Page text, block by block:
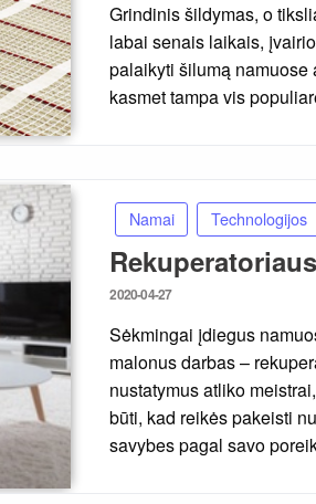
Grindinis šildymas, o
labai senais laikais,
palaikyti šilumą namuose
kasmet tampa vis
Namai Technologijos
Posted
2020-04-27
Sėkmingai įdiegus
malonus darbas –
nustatymus atliko
būti, kad reikės pakeisti
savybes pagal savo